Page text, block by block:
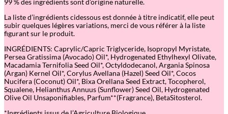
t
i
-
f
o
n
c
t
i
o
n
La liste d’ingrédients cidessous est donnée à titre indicatif, elle peut
subir quelques légères variations, merci de vous référer à la liste
figurant sur le produit.
INGRÉDIENTS: Caprylic/Capric Triglyceride, Isopropyl Myristate,
Persea Gratissima (Avocado) Oil*, Hydrogenated Ethylhexyl Olivate,
Macadamia Ternifolia Seed Oil*, Octyldodecanol, Argania Spinosa
(Argan) Kernel Oil*, Corylus Avellana (Hazel) Seed Oil*, Cocos
Nucifera (Coconut) Oil*, Bixa Orellana Seed Extract, Tocopherol,
Squalene, Helianthus Annuus (Sunflower) Seed Oil, Hydrogenated
Olive Oil Unsaponifiables, Parfum**(Fragrance), BetaSitosterol.